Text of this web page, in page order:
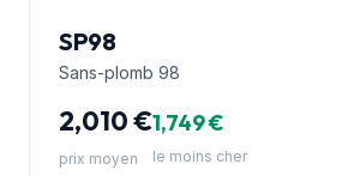
SP98
Sans-plomb 98
2,010 €
prix moyen
1,749 €
le moins cher